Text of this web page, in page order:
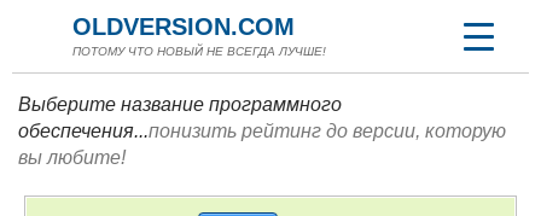
OLDVERSION.COM
ПОТОМУ ЧТО НОВЫЙ НЕ ВСЕГДА ЛУЧШЕ!
Выберите название программного
обеспечения...понизить рейтинг до версии, которую
вы любите!